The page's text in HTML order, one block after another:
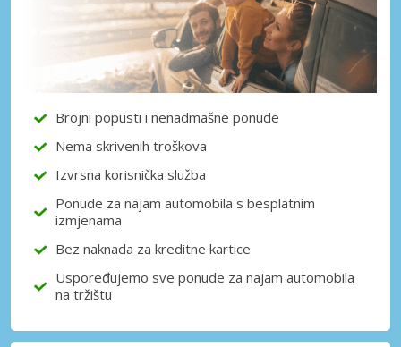
Brojni popusti i nenadmašne ponude
Nema skrivenih troškova
Izvrsna korisnička služba
Ponude za najam automobila s besplatnim
izmjenama
Bez naknada za kreditne kartice
Uspoređujemo sve ponude za najam automobila
na tržištu
Prijava putem eLinka